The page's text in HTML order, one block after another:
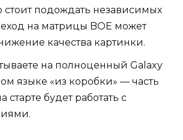
стоит подождать независимых
на матрицы BOE может
качества картинки.
на полноценный Galaxy
языке «из коробки» — часть
будет работать с